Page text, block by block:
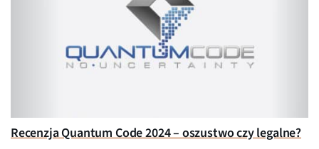
Recenzja Quantum Code 2024 – oszustwo czy legalne?